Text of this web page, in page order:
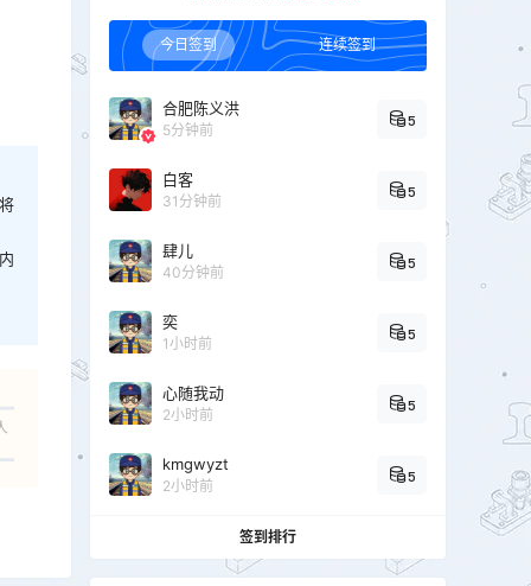
今日签到 连续签到
合肥陈义洪
5分钟前
5
白客
31分钟前
5
肆儿
40分钟前
5
奕
1小时前
5
心随我动
2小时前
5
kmgwyzt
2小时前
5
签到排行